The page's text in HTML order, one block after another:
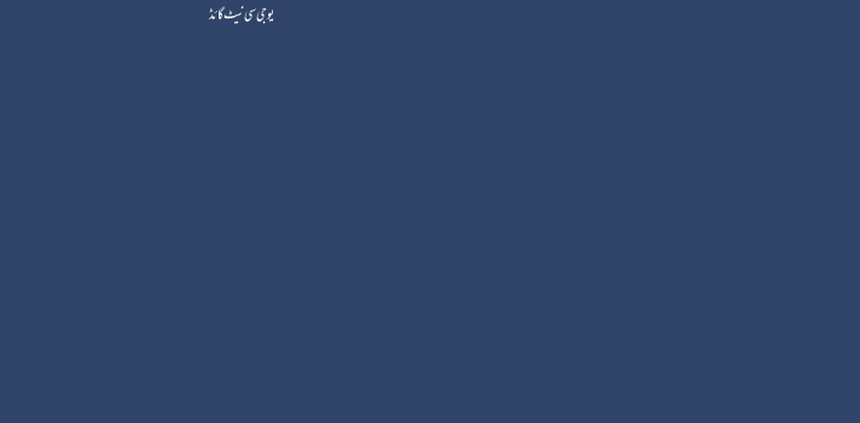
یوجی سی نیٹ گائڈ